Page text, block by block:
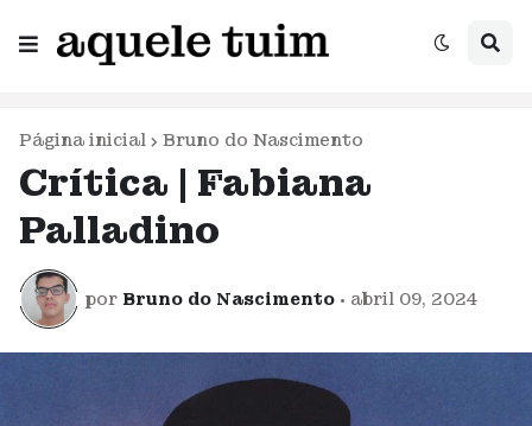
Página inicial Bruno do Nascimento
Crítica | Fabiana
Palladino
por Bruno do Nascimento • abril 09, 2024